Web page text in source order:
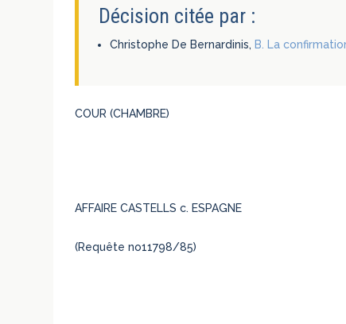
Décision citée par :
Christophe De Bernardinis,B. La
COUR (CHAMBRE)
AFFAIRE CASTELLS c. ESPAGNE
(Requête no11798/85)